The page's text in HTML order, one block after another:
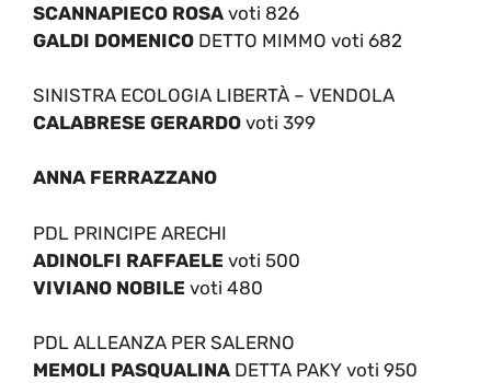
SCANNAPIECO ROSA voti 826
GALDI DOMENICO DETTO MIMMO voti 682
SINISTRA ECOLOGIA LIBERTÀ – VENDOLA
CALABRESE GERARDO voti 399
ANNA FERRAZZANO
PDL PRINCIPE ARECHI
ADINOLFI RAFFAELE voti 500
VIVIANO NOBILE voti 480
PDL ALLEANZA PER SALERNO
MEMOLI PASQUALINA DETTA PAKY voti 950